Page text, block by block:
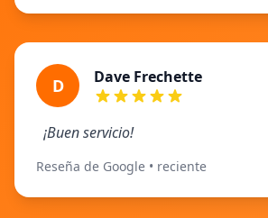
D Dave Frechette
¡Buen servicio!
Reseña de Google • reciente